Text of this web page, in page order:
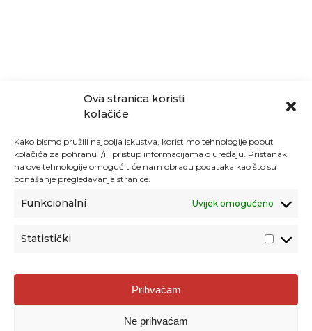
Ova stranica koristi
kolačiće
Kako bismo pružili najbolja iskustva, koristimo tehnologije poput
kolačića za pohranu i/ili pristup informacijama o uređaju. Pristanak
na ove tehnologije omogućit će nam obradu podataka kao što su
ponašanje pregledavanja stranice.
Funkcionalni Uvijek omogućeno
Statistički
Prihvaćam
Ne prihvaćam
Agencija za odgoj i obrazovanje
Donje Svetice 38, 10000 Zagreb
1778129